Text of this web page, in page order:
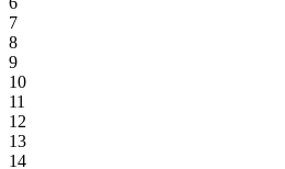
7
8
9
10
11
12
13
14